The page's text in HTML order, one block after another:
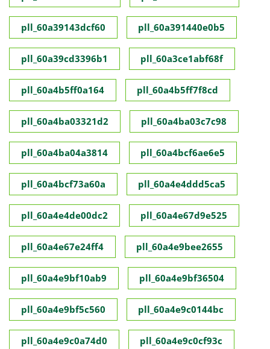
pll_60a39143dcf60 pll_60a391440e0b5
pll_60a39cd3396b1 pll_60a3ce1abf68f
pll_60a4b5ff0a164 pll_60a4b5ff7f8cd
pll_60a4ba03321d2 pll_60a4ba03c7c98
pll_60a4ba04a3814 pll_60a4bcf6ae6e5
pll_60a4bcf73a60a pll_60a4e4ddd5ca5
pll_60a4e4de00dc2 pll_60a4e67d9e525
pll_60a4e67e24ff4 pll_60a4e9bee2655
pll_60a4e9bf10ab9 pll_60a4e9bf36504
pll_60a4e9bf5c560 pll_60a4e9c0144bc
pll_60a4e9c0a74d0 pll_60a4e9c0cf93c